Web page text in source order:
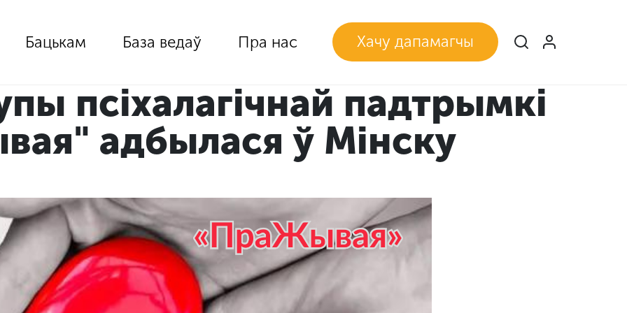
Бацькам База ведаў Пра нас Хачу дапамагчы
псіхалагічнай падтрымкі
адбылася ў Мінску